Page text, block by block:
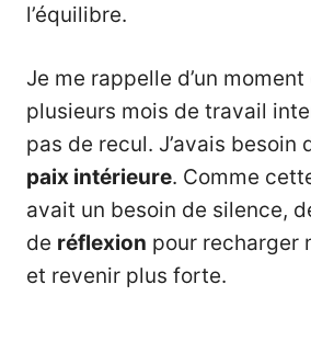
l’équilibre.
Je me rappelle d’un moment
plusieurs mois de travail
pas de recul. J’avais besoin
paix intérieure. Comme
avait un besoin de silence,
de réflexion pour recharger
et revenir plus forte.